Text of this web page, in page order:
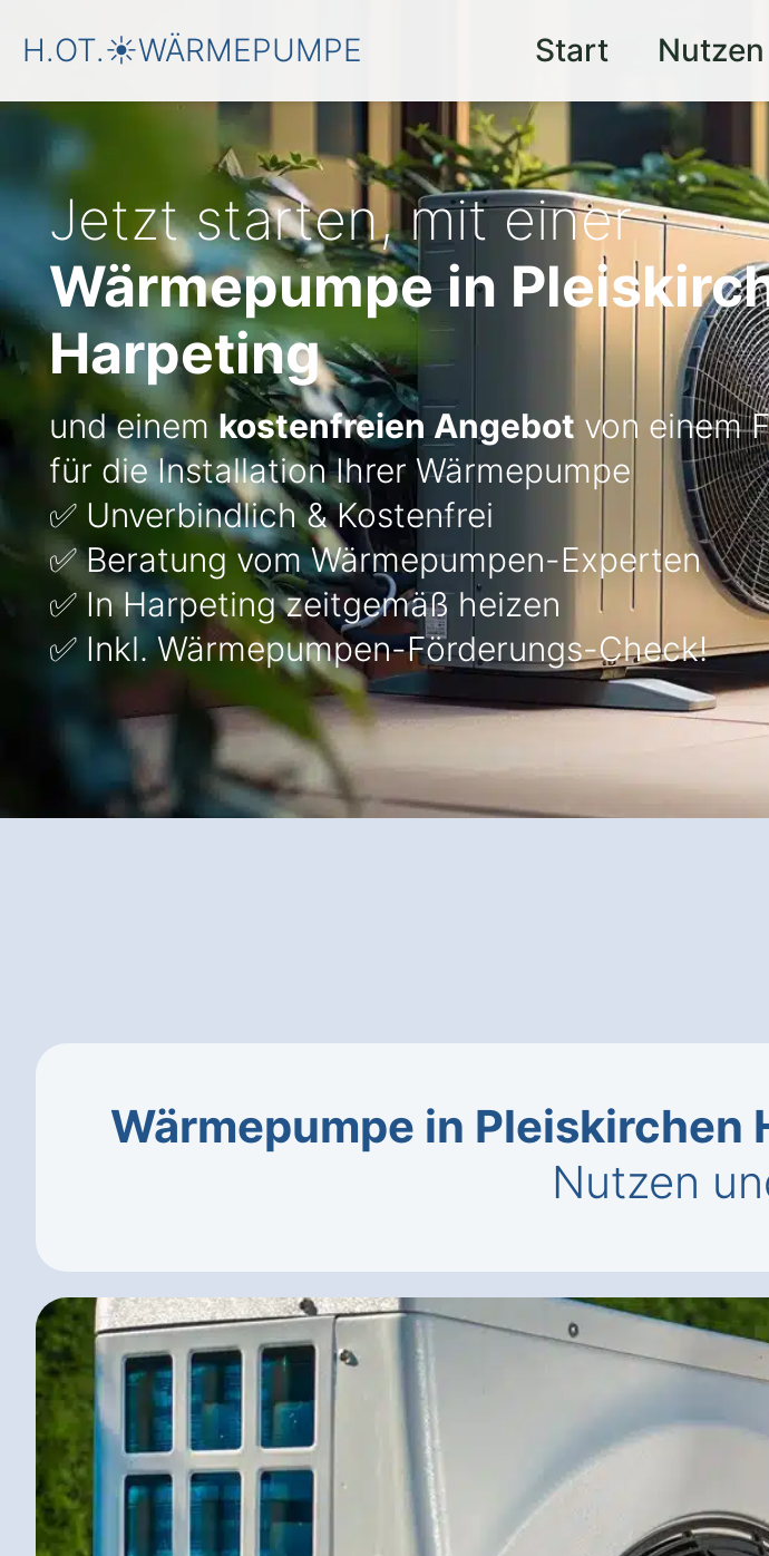
H.OT.☀️WÄRMEPUMPE Start Nutzen
Jetzt starten, mit einer
Wärmepumpe in
Harpeting
und einemkostenfreien Angebot von einem
für die Installation Ihrer Wärmepumpe
✅ Unverbindlich & Kostenfrei
✅ Beratung vom Wärmepumpen-Experten
✅ In Harpeting zeitgemäß heizen
✅ Inkl. Wärmepumpen-Förderungs-Check!
Wärmepumpe in Pleiskirchen
Nutzen